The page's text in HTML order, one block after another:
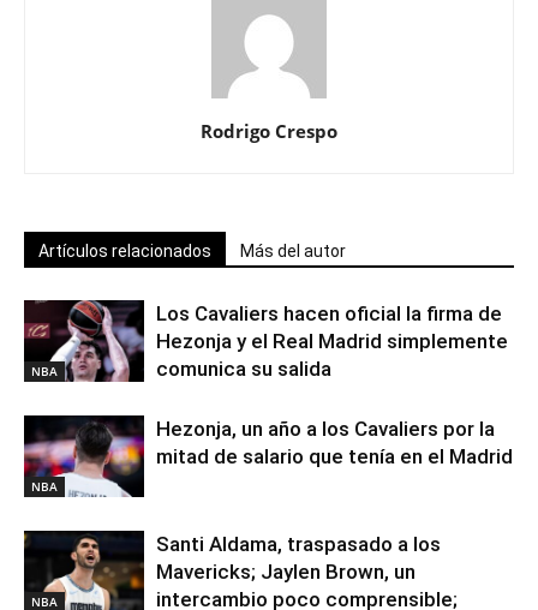
Rodrigo Crespo
Artículos relacionados Más del autor
NBA
Los Cavaliers hacen oficial la firma de
Hezonja y el Real Madrid simplemente
comunica su salida
NBA
Hezonja, un año a los Cavaliers por la
mitad de salario que tenía en el Madrid
NBA
Santi Aldama, traspasado a los
Mavericks; Jaylen Brown, un
intercambio poco comprensible;